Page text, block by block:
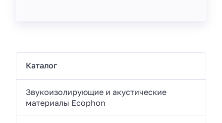
Каталог
Звукоизолирующие и акустические
материалы Ecophon